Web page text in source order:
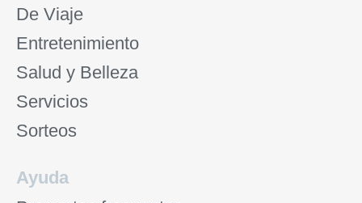
De Viaje
Entretenimiento
Salud y Belleza
Servicios
Sorteos
Ayuda